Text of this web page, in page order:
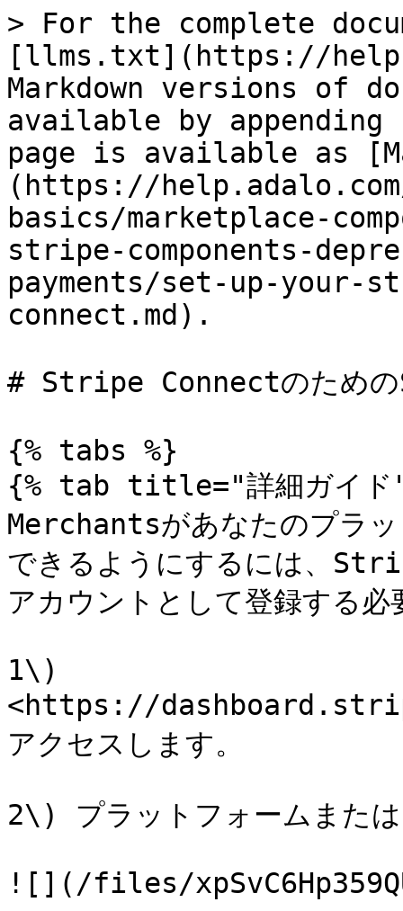
> For the complete
[llms.txt](https://
Markdown versions of
available by
page is available as
(https://
basics/marketplace-
stripe-components-
payments/set-up-
connect.md).
# Stripe Connectのための
{% tabs %}
{% tab title="詳細ガイド
Merchantsがあなたのプラ
できるようにするには、
アカウントとして登録する必
1\)
<https://
アクセスします。
2\) プラットフォームまたは
![](/files/